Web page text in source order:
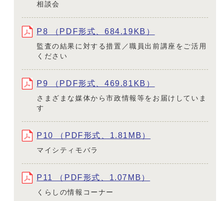
相談会
P8 （PDF形式、684.19KB）
監査の結果に対する措置／職員出前講座をご活用
ください
P9 （PDF形式、469.81KB）
さまざまな媒体から市政情報等をお届けしていま
す
P10 （PDF形式、1.81MB）
マイシティモバラ
P11 （PDF形式、1.07MB）
くらしの情報コーナー